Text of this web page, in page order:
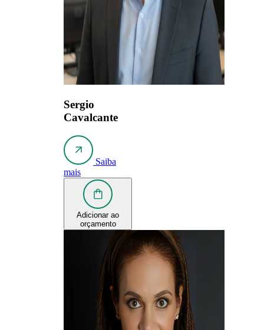
Sergio
Cavalcante
Saiba
mais
Adicionar ao
orçamento